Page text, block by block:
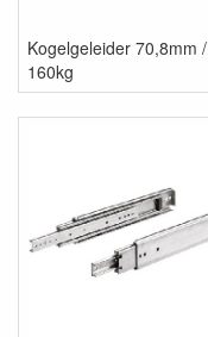
Kogelgeleider 70,8mm /
160kg